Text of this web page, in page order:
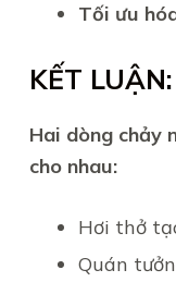
Tối ưu
KẾT LUẬN:
Hai dòng chảy
cho nhau:
Hơi thở
Quán